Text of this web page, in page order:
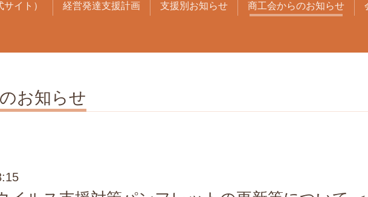
イト） 経営発達支援計画 支援別お知らせ 商工会からのお知らせ
お知らせ